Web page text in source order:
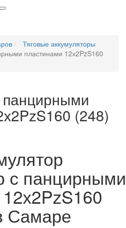
Тяговые аккумуляторы
пластинами 12х2PzS160
панцирными
(248)
с панцирными
Самаре